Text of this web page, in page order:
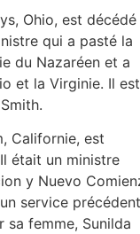
Ohio, est décédé
qui a pasté la
du Nazaréen et a
et la Virginie. Il est
Californie, est
était un ministre
y Nuevo
service précédent
sa femme, Sunilda